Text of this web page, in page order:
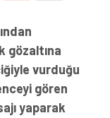
gözaltına
vurduğu
gören
yaparak